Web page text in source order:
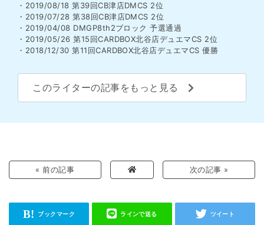
・2019/08/18 第39回CB津店DMCS 2位
・2019/07/28 第38回CB津店DMCS 2位
・2019/04/08 DMGP8th2ブロック 予選通過
・2019/05/26 第15回CARDBOX北谷店デュエマCS 2位
・2018/12/30 第11回CARDBOX北谷店デュエマCS 優勝
このライターの記事をもっと見る
« 前の記事 次の記事 »